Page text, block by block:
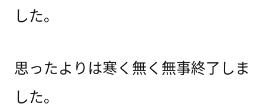
した。
思ったよりは寒く無く無事終了しま
した。